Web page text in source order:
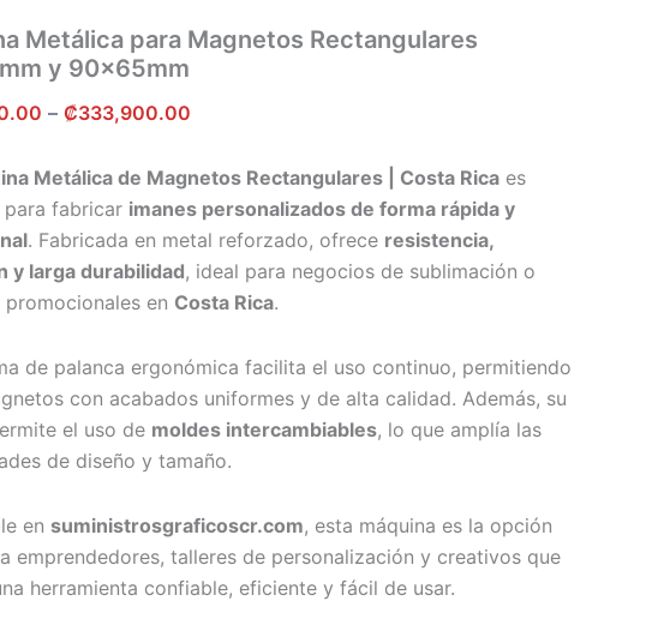
Metálica para Magnetos Rectangulares
y 90x65mm
– ₡333,900.00
Metálica de Magnetos Rectangulares | Costa Rica es
fabricar imanes personalizados de forma rápida y
. Fabricada en metal reforzado, ofrece resistencia,
y larga durabilidad, ideal para negocios de sublimación o
en Costa Rica.
de palanca ergonómica facilita el uso continuo, permitiendo
con acabados uniformes y de alta calidad. Además, su
el uso de moldes intercambiables, lo que amplía las
de diseño y tamaño.
en suministrosgraficoscr.com, esta máquina es la opción
emprendedores, talleres de personalización y creativos que
herramienta confiable, eficiente y fácil de usar.